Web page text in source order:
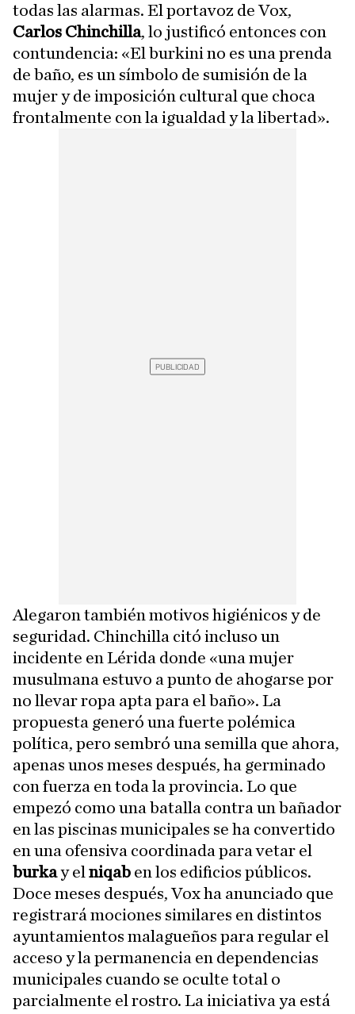
todas las alarmas. El portavoz de Vox,
Carlos Chinchilla, lo justificó entonces con
contundencia: «El burkini no es una prenda
de baño, es un símbolo de sumisión de la
mujer y de imposición cultural que choca
frontalmente con la igualdad y la libertad».
Alegaron también motivos higiénicos y de
seguridad. Chinchilla citó incluso un
incidente en Lérida donde «una mujer
musulmana estuvo a punto de ahogarse por
no llevar ropa apta para el baño». La
propuesta generó una fuerte polémica
política, pero sembró una semilla que ahora,
apenas unos meses después, ha germinado
con fuerza en toda la provincia. Lo que
empezó como una batalla contra un bañador
en las piscinas municipales se ha convertido
en una ofensiva coordinada para vetar el
burkay el niqab en los edificios públicos.
Doce meses después, Vox ha anunciado que
registrará mociones similares en distintos
ayuntamientos malagueños para regular el
acceso y la permanencia en dependencias
municipales cuando se oculte total o
parcialmente el rostro. La iniciativa ya está